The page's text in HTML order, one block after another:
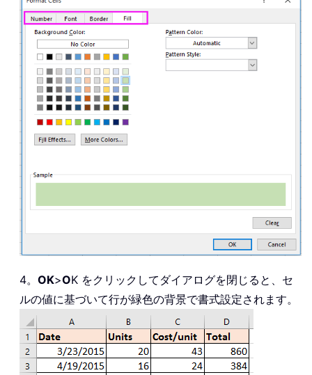
4。 OK>OK をクリックしてダイアログを閉じると、セ
ルの値に基づいて行が緑色の背景で書式設定されます。